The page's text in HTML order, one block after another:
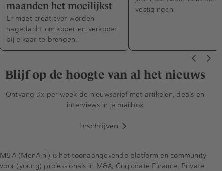
maanden het moeilijkst
Er moet creatiever worden
nagedacht om koper en verkoper
bij elkaar te brengen.
vestigingen.
Blijf op de hoogte van al het nieuws
Ontvang 3x per week de nieuwsbrief met artikelen, deals en
interviews in je mailbox
Inschrijven
M&A (MenA.nl) is het toonaangevende platform en community
voor (young) professionals in M&A, Corporate Finance, Private